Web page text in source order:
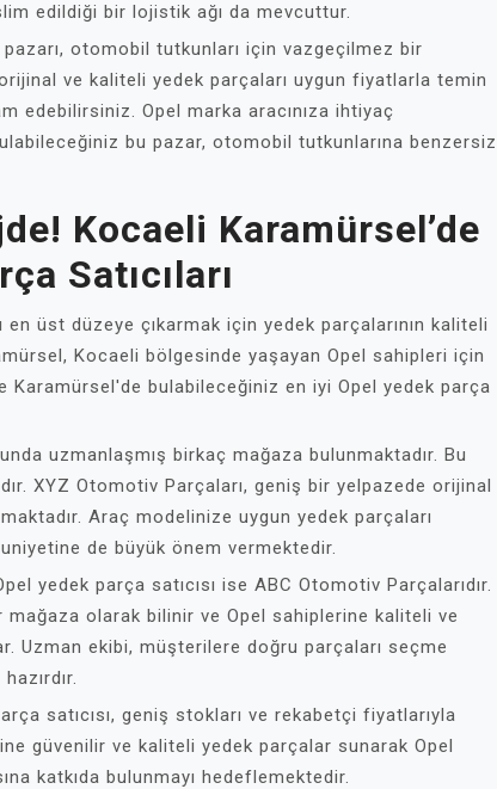
edildiği bir lojistik ağı da mevcuttur.
otomobil tutkunları için vazgeçilmez bir
ve kaliteli yedek parçaları uygun fiyatlarla temin
edebilirsiniz. Opel marka aracınıza ihtiyaç
bu pazar, otomobil tutkunlarına benzersiz
Kocaeli Karamürsel’de
Satıcıları
en üst düzeye çıkarmak için yedek parçalarının kaliteli
Kocaeli bölgesinde yaşayan Opel sahipleri için
bulabileceğiniz en iyi Opel yedek parça
uzmanlaşmış birkaç mağaza bulunmaktadır. Bu
XYZ Otomotiv Parçaları, geniş bir yelpazede orijinal
Araç modelinize uygun yedek parçaları
de büyük önem vermektedir.
yedek parça satıcısı ise ABC Otomotiv Parçalarıdır.
mağaza olarak bilinir ve Opel sahiplerine kaliteli ve
Uzman ekibi, müşterilere doğru parçaları seçme
satıcısı, geniş stokları ve rekabetçi fiyatlarıyla
güvenilir ve kaliteli yedek parçalar sunarak Opel
katkıda bulunmayı hedeflemektedir.